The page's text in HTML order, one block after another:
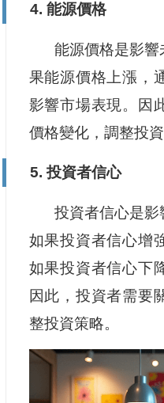
4. 能源價格
能源價格是影響
果能源價格上漲，
影響市場表現。因
價格變化，調整投資
5. 投資者信心
投資者信心是影
如果投資者信心增
如果投資者信心下
因此，投資者需要
整投資策略。